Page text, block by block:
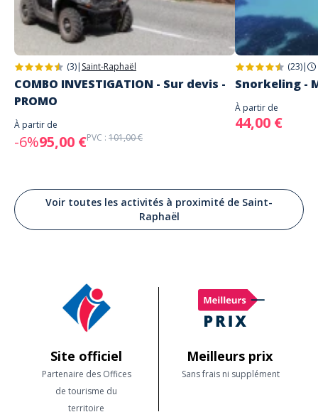
(3)| Saint-Raphaël
COMBO INVESTIGATION - Sur devis -
PROMO
À partir de
-6%95,00 €PVC : 101,00 €
(23)|
Snorkeling -
À partir de
44,00 €
Voir toutes les activités à proximité de Saint-
Raphaël
Site officiel
Partenaire des Offices
de tourisme du
territoire
Meilleurs prix
Sans frais ni supplément